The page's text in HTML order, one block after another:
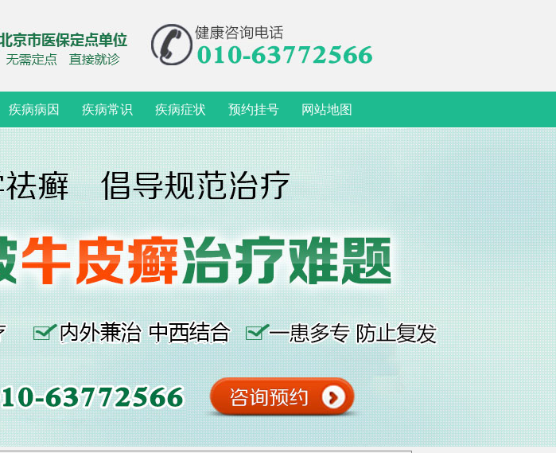
疾病病因 疾病常识 疾病症状 预约挂号 网站地图